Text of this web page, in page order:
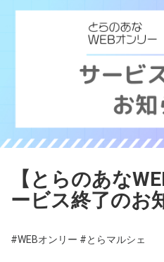
【とらのあな
ービス終了のお
#WEBオンリー #とらマルシェ